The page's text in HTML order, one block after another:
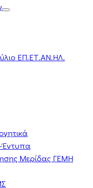
ΕΠ.ΕΤ.ΑΝ.ΗΛ.
Μερίδας ΓΕΜΗ